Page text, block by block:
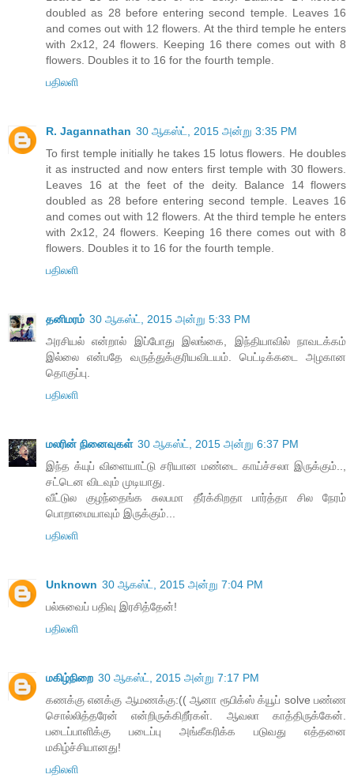
doubled as 28 before entering second temple. Leaves 16
and comes out with 12 flowers. At the third temple he enters
with 2x12, 24 flowers. Keeping 16 there comes out with 8
flowers. Doubles it to 16 for the fourth temple.
பதிலளி
R. Jagannathan 30 ஆகஸ்ட், 2015 அன்று 3:35 PM
To first temple initially he takes 15 lotus flowers. He doubles
it as instructed and now enters first temple with 30 flowers.
Leaves 16 at the feet of the deity. Balance 14 flowers
doubled as 28 before entering second temple. Leaves 16
and comes out with 12 flowers. At the third temple he enters
with 2x12, 24 flowers. Keeping 16 there comes out with 8
flowers. Doubles it to 16 for the fourth temple.
பதிலளி
தனிமரம் 30 ஆகஸ்ட், 2015 அன்று 5:33 PM
அரசியல் என்றால் இப்போது இலங்கை, இந்தியாவில் நாவடக்கம்
இல்லை என்பதே வருத்துக்குரியவிடயம். பெட்டிக்கடை அழகான
தொகுப்பு.
பதிலளி
மலரின் நினைவுகள் 30 ஆகஸ்ட், 2015 அன்று 6:37 PM
இந்த க்யுப் விளையாட்டு சரியான மண்டை காய்ச்சலா இருக்கும்..,
சட்டென விடவும் முடியாது.
வீட்டுல குழந்தைங்க சுலபமா தீர்க்கிறதா பார்த்தா சில நேரம்
பொறாமையாவும் இருக்கும்...
பதிலளி
Unknown 30 ஆகஸ்ட், 2015 அன்று 7:04 PM
பல்சுவைப் பதிவு இரசித்தேன்!
பதிலளி
மகிழ்நிறை 30 ஆகஸ்ட், 2015 அன்று 7:17 PM
கணக்கு எனக்கு ஆமணக்கு:(( ஆனா ரூபிக்ஸ் க்யூப் solve பண்ண
சொல்லித்தரேன் என்றிருக்கிறீர்கள். ஆவலா காத்திருக்கேன்.
படைப்பாளிக்கு படைப்பு அங்கீகரிக்க படுவது எத்தனை
மகிழ்ச்சியானது!
பதிலளி